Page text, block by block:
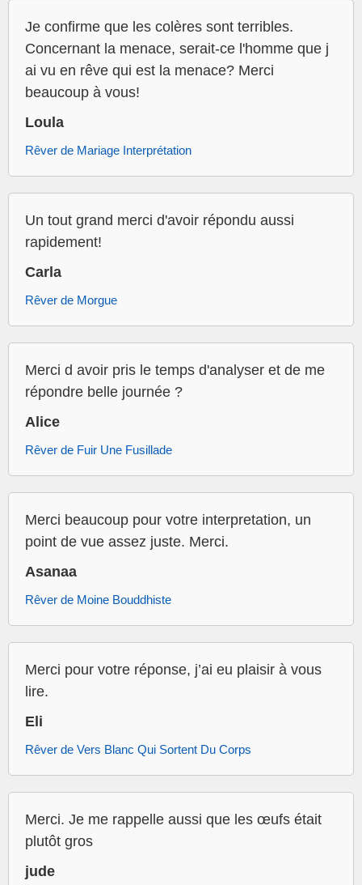
Je confirme que les colères sont terribles.
Concernant la menace, serait-ce l'homme que j
ai vu en rêve qui est la menace? Merci
beaucoup à vous!
Loula
Rêver de Mariage Interprétation
Un tout grand merci d'avoir répondu aussi
rapidement!
Carla
Rêver de Morgue
Merci d avoir pris le temps d'analyser et de me
répondre belle journée ?
Alice
Rêver de Fuir Une Fusillade
Merci beaucoup pour votre interpretation, un
point de vue assez juste. Merci.
Asanaa
Rêver de Moine Bouddhiste
Merci pour votre réponse, j’ai eu plaisir à vous
lire.
Eli
Rêver de Vers Blanc Qui Sortent Du Corps
Merci. Je me rappelle aussi que les œufs était
plutôt gros
jude